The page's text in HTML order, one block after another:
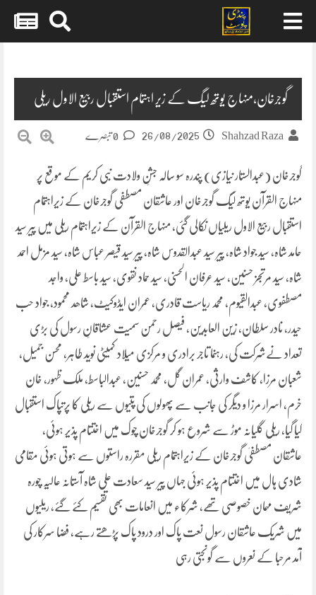
گوجرخان،منہاج یوتھ لیگ کے زیر اہتمام استقبال ربیع الاول ریلی
Shahzad Raza
26/08/2025
گوجرخان (عبدالستار نیازی) پندرہ سو سالہ جشنِ ولادت نبی کریم کے موقع پر
منہاج القرآن یوتھ لیگ گوجرخان اور عاشقان مصطفی گوجرخان کے زیراہتمام
استقبال ربیع الاول ریلیاں نکالی گئی، منہاج القرآن کے زیراہتمام ریلی میں پیر سید
حامد شاہ، سید جواد شاہ، پیر سید عبدالقدوس شاہ، پیر سید قیصر عباس شاہ، سید مزمل احمد
شاہ، سید مرتجز حسنین، سید عرفان الحسنی، سید حماد نقوی، سید باسط علی، واجد
مصطفوی، عبدالقیوم، محمد ریاست قادری، عمران ایڈوکیٹ، شاھد محمود، جواد حب
حیدر، نادر سلطان، زین العابدین، فیصل رحمن سمیت عشاقانِ رسول کی بڑی
تعداد نےشرکت کی، رہنما تاجر برادری و مرکزی میلاد کمیٹی نوید طاہر، محسن جمیل،
شعبان مرزا، کاشف وارثی، عمران گل، محمد حسنین، عبدالباسط، ملک ظہور، خان
خرم، اسرار مرزا و دیگر کی جانب سے پھولوں کی پتیوں سے ریلی کا پرتپاک استقبال
کیا گیا، ریلی گلیانہ موڑ سے شروع ہو کر گوجرخان چوک میں اختتام پذیر ہوئی،
عاشقان مصطفیٰ گوجرخان کے زیراہتمام ریلی مقررہ راستوں سے ہوتی ہوئی مقامی
شادی ہال میں اختتام پذیر ہوئی جہاں پیر سید سعادت علی شاہ آستانہ عالیہ چورہ
شریف مہمان خصوصی تھے، شرکاء میں انعامات بھی تقسیم کئے گئے، ریلیوں
میں شریک عاشقان رسول نعت پاک اور درود پاک پڑھتے رہے، فضا سرکار کی
آمد مرحبا کے نعروں سے گونجتی رہی